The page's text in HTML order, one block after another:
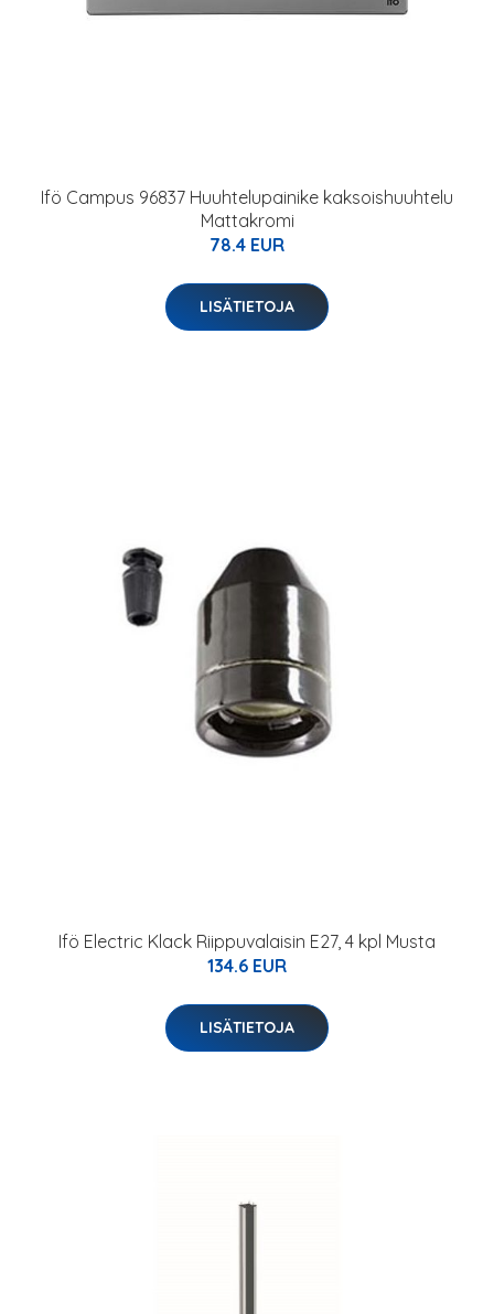
Ifö Campus 96837 Huuhtelupainike kaksoishuuhtelu
Mattakromi
78.4 EUR
LISÄTIETOJA
Ifö Electric Klack Riippuvalaisin E27, 4 kpl Musta
134.6 EUR
LISÄTIETOJA